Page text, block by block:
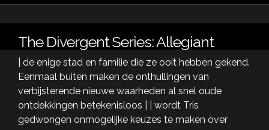
The Divergent Series: Allegiant
| de enige stad en familie die ze ooit hebben gekend.
Eenmaal buiten maken de onthullingen van
verbijsterende nieuwe waarheden al snel oude
ontdekkingen betekenisloos | | wordt Tris
gedwongen onmogelijke keuzes te maken over